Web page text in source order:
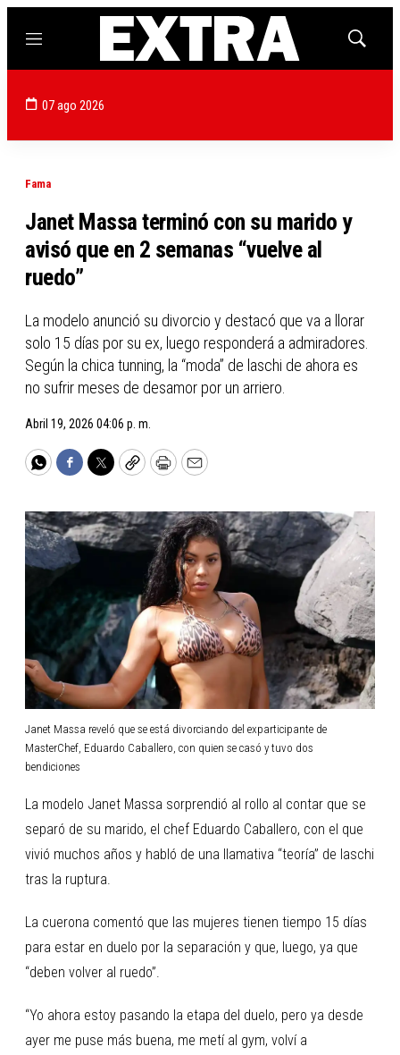
Menú
Mostrar
07 ago 2026
Fama
Janet Massa terminó con su marido y
avisó que en 2 semanas “vuelve al
ruedo”
La modelo anunció su divorcio y destacó que va a llorar
solo 15 días por su ex, luego responderá a admiradores.
Según la chica tunning, la “moda” de laschi de ahora es
no sufrir meses de desamor por un arriero.
Abril 19, 2026 04:06 p. m.
WhatsApp
Facebook
TwitterCopyPrintEmail
Janet Massa reveló que se está divorciando del exparticipante de
MasterChef, Eduardo Caballero, con quien se casó y tuvo dos
bendiciones
La modelo Janet Massa sorprendió al rollo al contar que se
separó de su marido, el chef Eduardo Caballero, con el que
vivió muchos años y habló de una llamativa “teoría” de laschi
tras la ruptura.
La cuerona comentó que las mujeres tienen tiempo 15 días
para estar en duelo por la separación y que, luego, ya que
“deben volver al ruedo”.
“Yo ahora estoy pasando la etapa del duelo, pero ya desde
ayer me puse más buena, me metí al gym, volví a